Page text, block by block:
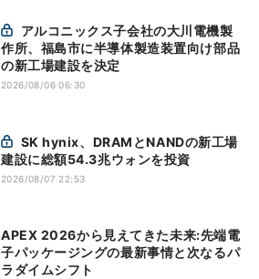
作所、福島市に半導体製造装置向け部品
の新工場建設を決定
2026/08/06 06:30
建設に総額54.3兆ウォンを投資
2026/08/07 22:53
APEX 2026から見えてきた未来:先端電
子パッケージングの最新事情と次なるパ
ラダイムシフト